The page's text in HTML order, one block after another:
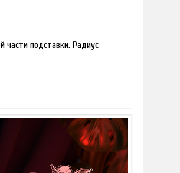
части подставки. Радиус